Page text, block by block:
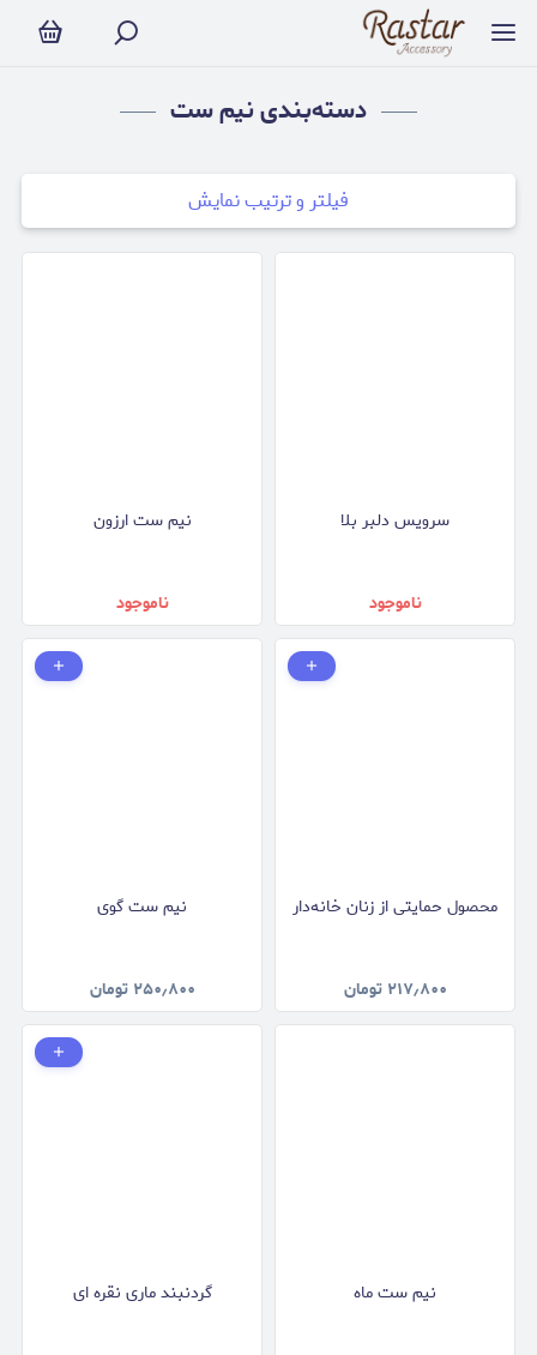
دسته‌بندی نیم ست
فیلتر و ترتیب نمایش
سرويس دلبر بلا
ناموجود
نیم ست ارزون
ناموجود
محصول حمایتی از زنان خانه‌دار
۲۱۷٫۸۰۰ تومان
نیم ست گوی
۲۵۰٫۸۰۰ تومان
نیم ست ماه گردنبند ماری نقره ای